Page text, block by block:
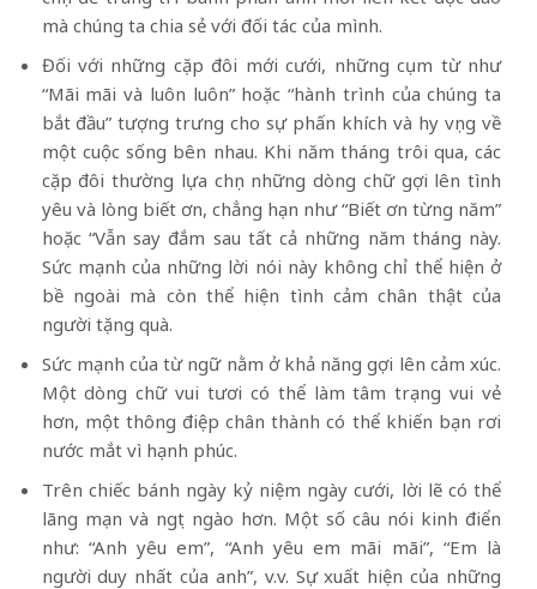
mà chúng ta chia sẻ với đối tác của mình.
Đối với những cặp đôi mới cưới, những cụm từ như
“Mãi mãi và luôn luôn” hoặc “hành trình của chúng ta
bắt đầu” tượng trưng cho sự phấn khích và hy vọng về
một cuộc sống bên nhau. Khi năm tháng trôi qua, các
cặp đôi thường lựa chọn những dòng chữ gợi lên tình
yêu và lòng biết ơn, chẳng hạn như “Biết ơn từng năm”
hoặc “Vẫn say đắm sau tất cả những năm tháng này.
Sức mạnh của những lời nói này không chỉ thể hiện ở
bề ngoài mà còn thể hiện tình cảm chân thật của
người tặng quà.
Sức mạnh của từ ngữ nằm ở khả năng gợi lên cảm xúc.
Một dòng chữ vui tươi có thể làm tâm trạng vui vẻ
hơn, một thông điệp chân thành có thể khiến bạn rơi
nước mắt vì hạnh phúc.
Trên chiếc bánh ngày kỷ niệm ngày cưới, lời lẽ có thể
lãng mạn và ngọt ngào hơn. Một số câu nói kinh điển
như: “Anh yêu em”, “Anh yêu em mãi mãi”, “Em là
người duy nhất của anh”, v.v. Sự xuất hiện của những